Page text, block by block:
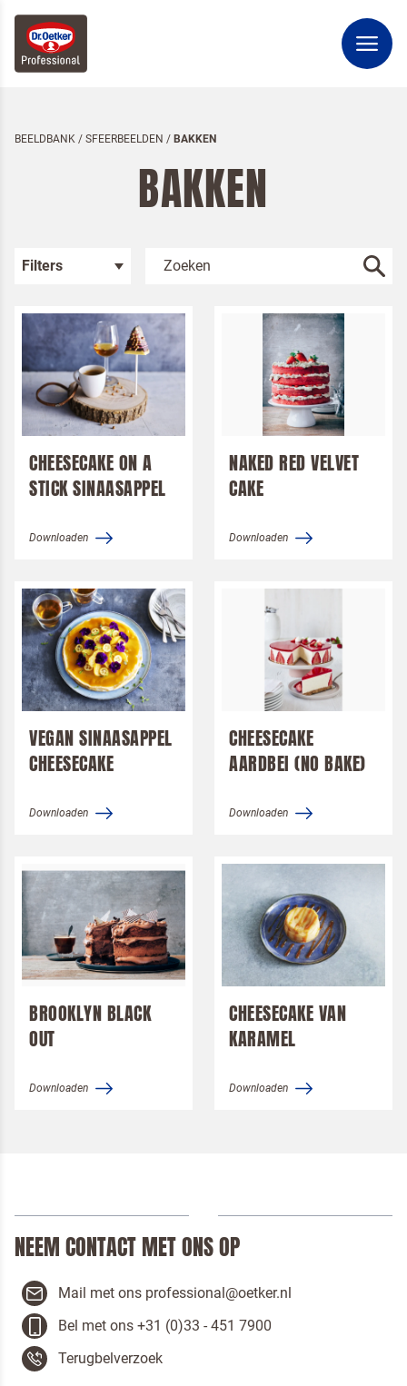
BEELDBANK / SFEERBEELDEN / BAKKEN
BAKKEN
Filters
Kies je categorie
Sfeerbeelden
Bakken
Desserts
Pizza
Pannenkoek
Alsa
Koopmans Professioneel
Langnese
Pizza Perfettissima
Logo's
Merken
Alsa
Dr. Oetker Professional
CHEESECAKE ON A
STICK SINAASAPPEL
Downloaden
NAKED RED VELVET
CAKE
Downloaden
VEGAN SINAASAPPEL
CHEESECAKE
Downloaden
CHEESECAKE
AARDBEI (NO BAKE)
Downloaden
BROOKLYN BLACK
OUT
Downloaden
CHEESECAKE VAN
KARAMEL
Downloaden
NEEM CONTACT MET ONS OP
Mail met ons professional@oetker.nl
Bel met ons +31 (0)33 - 451 7900
Terugbelverzoek
Terugbelverzoek
Ik ben een horeca professional
Door op versturen te klikken, ga je akkoord metonze voorwaarden